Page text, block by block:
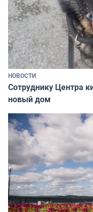
НОВОСТИ
Сотруднику Центра
новый дом